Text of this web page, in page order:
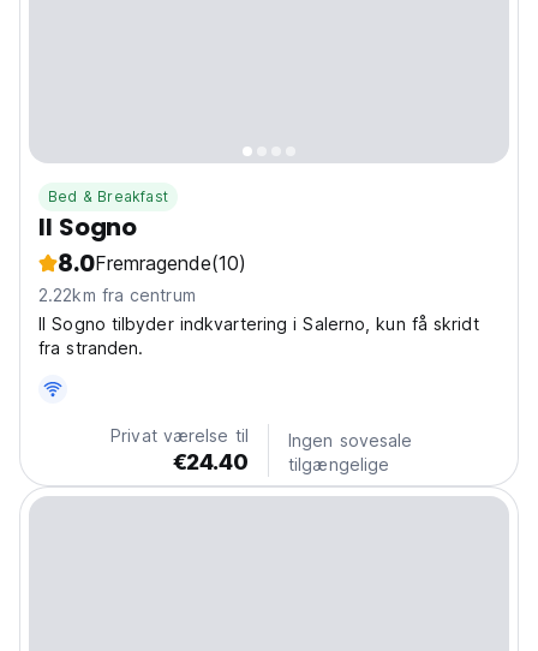
Bed & Breakfast
Il Sogno
8.0Fremragende(10)
2.22km fra centrum
Il Sogno tilbyder indkvartering i Salerno, kun få skridt
fra stranden.
Privat værelse til
€24.40
Ingen sovesale
tilgængelige